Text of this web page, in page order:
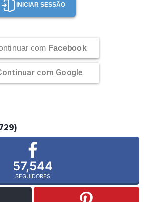
INICIAR SESSÃO
com Facebook
com Google
57,544
SEGUIDORES